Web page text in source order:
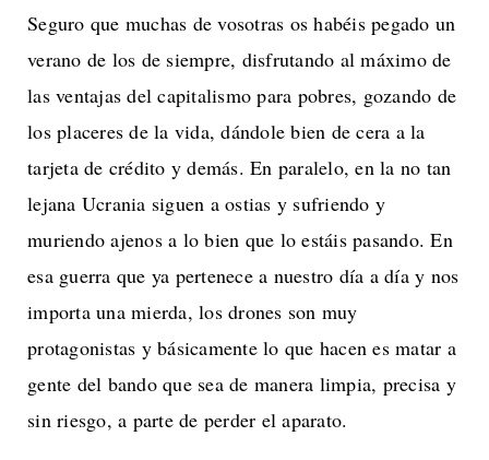
Seguro que muchas de vosotras os habéis pegado un
verano de los de siempre, disfrutando al máximo de
las ventajas del capitalismo para pobres, gozando de
los placeres de la vida, dándole bien de cera a la
tarjeta de crédito y demás. En paralelo, en la no tan
lejana Ucrania siguen a ostias y sufriendo y
muriendo ajenos a lo bien que lo estáis pasando. En
esa guerra que ya pertenece a nuestro día a día y nos
importa una mierda, los drones son muy
protagonistas y básicamente lo que hacen es matar a
gente del bando que sea de manera limpia, precisa y
sin riesgo, a parte de perder el aparato.